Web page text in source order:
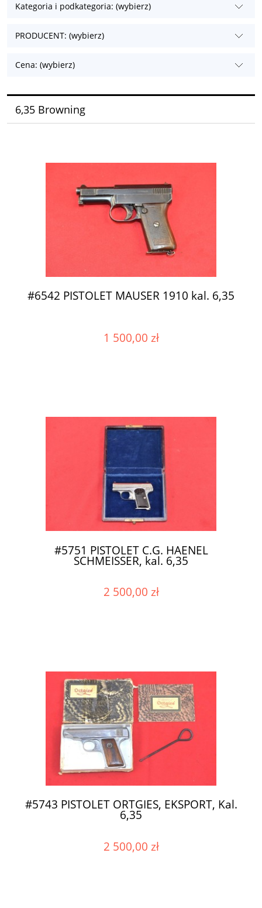
Kategoria i podkategoria: (wybierz)
PRODUCENT: (wybierz)
Cena: (wybierz)
6,35 Browning
#6542 PISTOLET MAUSER 1910 kal. 6,35
1 500,00 zł
#5751 PISTOLET C.G. HAENEL
SCHMEISSER, kal. 6,35
2 500,00 zł
#5743 PISTOLET ORTGIES, EKSPORT, Kal.
6,35
2 500,00 zł